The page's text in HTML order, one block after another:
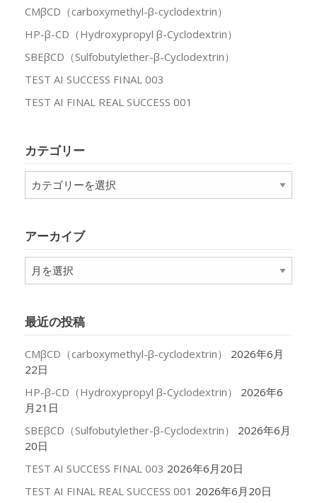
CMβCD（carboxymethyl-β-cyclodextrin）
HP-β-CD（Hydroxypropyl β-Cyclodextrin）
SBEβCD（Sulfobutylether-β-Cyclodextrin）
TEST AI SUCCESS FINAL 003
TEST AI FINAL REAL SUCCESS 001
カテゴリー
テ
ー
アーカイブ
ア
ー
ブ
最近の投稿
CMβCD（carboxymethyl-β-cyclodextrin）
2026年6月
22日
HP-β-CD（Hydroxypropyl β-Cyclodextrin）
2026年6
月21日
SBEβCD（Sulfobutylether-β-Cyclodextrin）
2026年6月
20日
TEST AI SUCCESS FINAL 003 2026年6月20日
TEST AI FINAL REAL SUCCESS 001 2026年6月20日